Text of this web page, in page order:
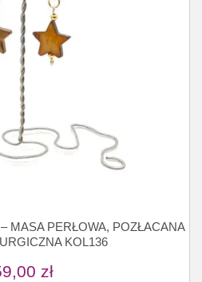
MASA PERŁOWA, POZŁACANA
KOL136
zł